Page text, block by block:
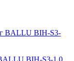
BIH-S3-1.0